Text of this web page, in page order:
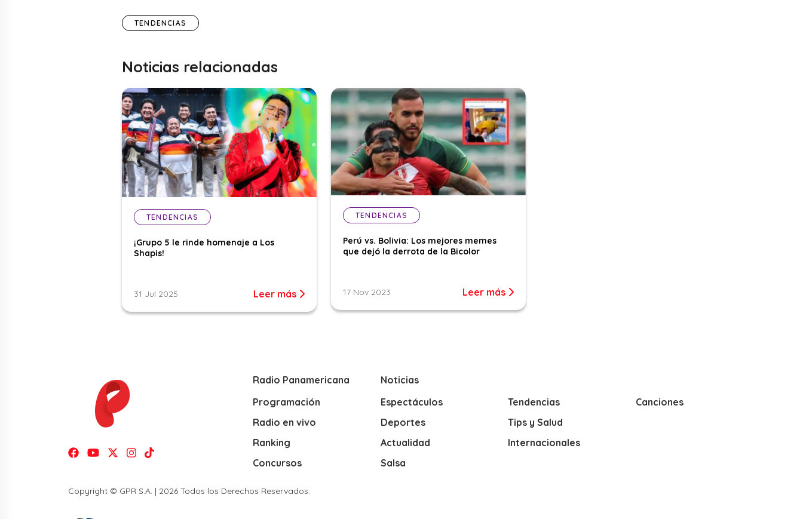
TENDENCIAS
Noticias relacionadas
TENDENCIAS
¡Grupo 5 le rinde homenaje a Los
Shapis!
31 Jul 2025 Leer más
TENDENCIAS
Perú vs. Bolivia: Los mejores memes
que dejó la derrota de la Bicolor
17 Nov 2023 Leer más
Radio Panamericana
Programación
Radio en vivo
Ranking
Concursos
Noticias
Espectáculos
Deportes
Actualidad
Salsa
Tendencias
Tips y Salud
Internacionales
Canciones
Copyright © GPR S.A. | 2026 Todos los Derechos Reservados.